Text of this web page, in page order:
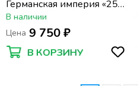
Германская империя «25
лет свадьбе Вильгельма II
и Шарлотты», Вюртемберг
В наличии
Цена 9 750 ₽
В КОРЗИНУ